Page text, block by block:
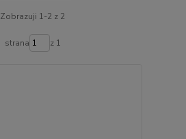
Zobrazuji 1-2 z 2
strana z 1